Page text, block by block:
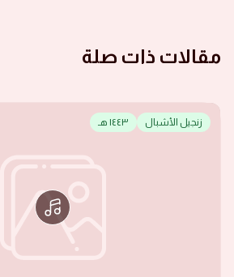
مقالات ذات صلة
زنجيل الأشبال ١٤٤٣ هـ